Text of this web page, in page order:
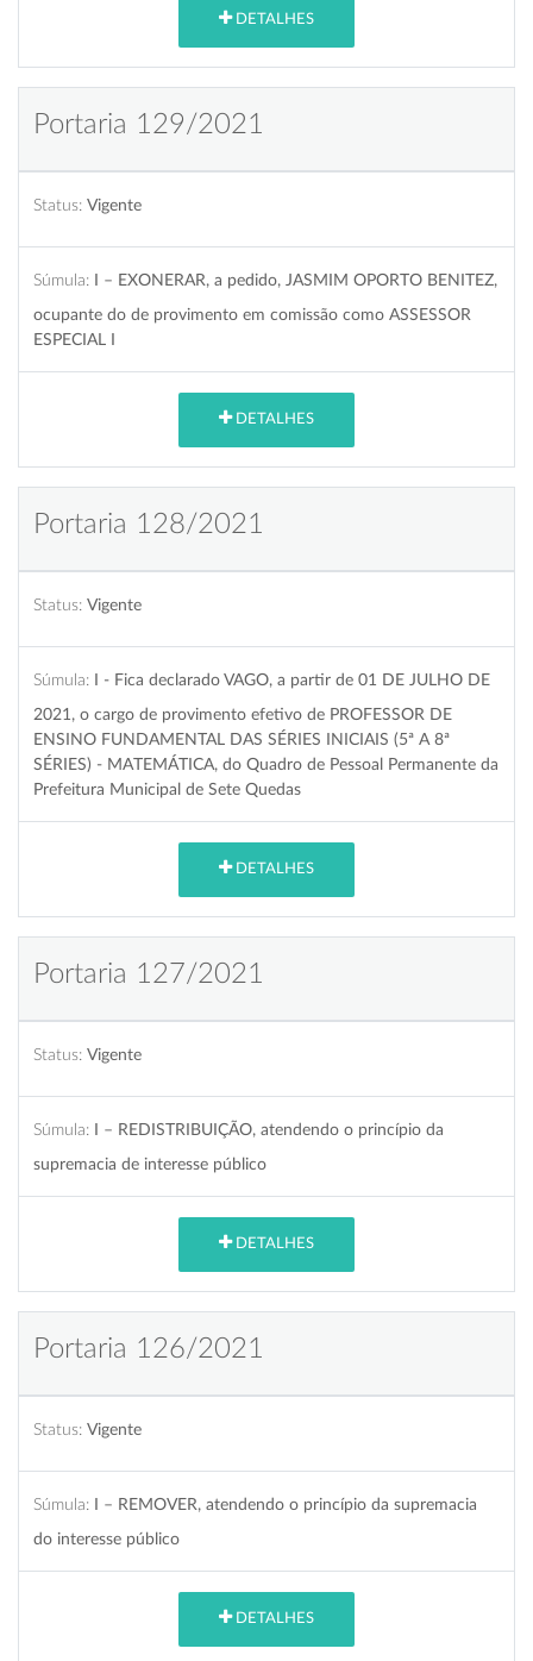
DETALHES
Portaria 129/2021
Status: Vigente
Súmula: I – EXONERAR, a pedido, JASMIM OPORTO BENITEZ,
ocupante do de provimento em comissão como ASSESSOR
ESPECIAL I
DETALHES
Portaria 128/2021
Status: Vigente
Súmula: I - Fica declarado VAGO, a partir de 01 DE JULHO DE
2021, o cargo de provimento efetivo de PROFESSOR DE
ENSINO FUNDAMENTAL DAS SÉRIES INICIAIS (5ª A 8ª
SÉRIES) - MATEMÁTICA, do Quadro de Pessoal Permanente da
Prefeitura Municipal de Sete Quedas
DETALHES
Portaria 127/2021
Status: Vigente
Súmula: I – REDISTRIBUIÇÃO, atendendo o princípio da
supremacia de interesse público
DETALHES
Portaria 126/2021
Status: Vigente
Súmula: I – REMOVER, atendendo o princípio da supremacia
do interesse público
DETALHES